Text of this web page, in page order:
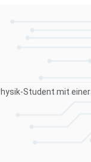
Student mit einer